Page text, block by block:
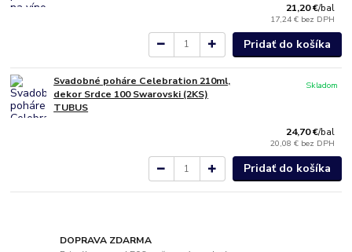
21,20 €/bal
17,24 € bez DPH
Pridať do košíka
Svadobné poháre Celebration 210ml,
dekor Srdce 100 Swarovski (2KS)
TUBUS
24,70 €/bal
20,08 € bez DPH
Skladom
Pridať do košíka
DOPRAVA ZDARMA